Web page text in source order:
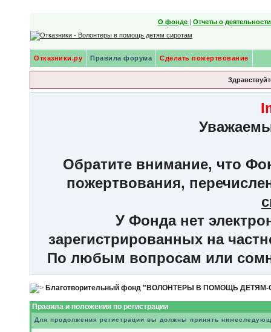
О фонде | Отчеты о
Отказники.ру Правила форума Сделать пожертвование
Обратите внимание, что
пожертвования,
У Фонда нет
зарегистрированных на
По любым вопросам или
Благотворительный фонд "ВОЛОНТЕРЫ В ПОМОЩЬ
Правила и положения по регистрации
Для продолжения регистрации вы должны принять